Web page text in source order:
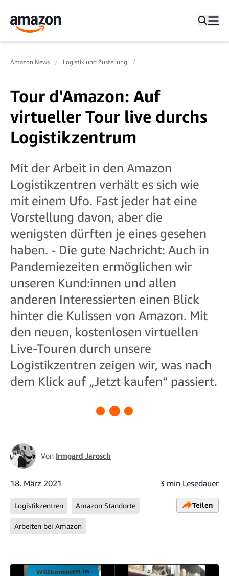
Amazon News Logistik und Zustellung
Tour d'Amazon: Auf
virtueller Tour live durchs
Logistikzentrum
Mit der Arbeit in den Amazon
Logistikzentren verhält es sich wie
mit einem Ufo. Fast jeder hat eine
Vorstellung davon, aber die
wenigsten dürften je eines gesehen
haben. - Die gute Nachricht: Auch in
Pandemiezeiten ermöglichen wir
unseren Kund:innen und allen
anderen Interessierten einen Blick
hinter die Kulissen von Amazon. Mit
den neuen, kostenlosen virtuellen
Live-Touren durch unsere
Logistikzentren zeigen wir, was nach
dem Klick auf „Jetzt kaufen“ passiert.
Von Irmgard Jarosch
18. März 2021 3 min Lesedauer
Logistikzentren Amazon Standorte
Arbeiten bei Amazon
Teilen